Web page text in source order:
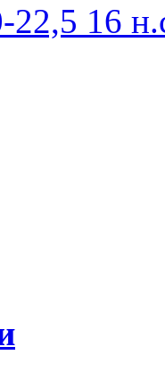
16